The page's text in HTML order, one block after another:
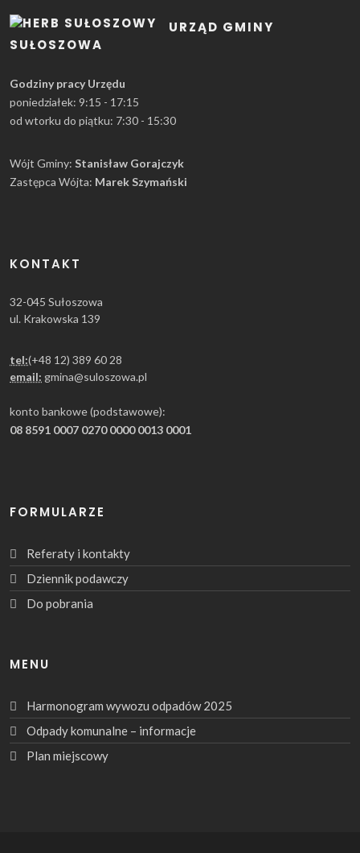
URZĄD GMINY
SUŁOSZOWA
Godziny pracy Urzędu
poniedziałek: 9:15 - 17:15
od wtorku do piątku: 7:30 - 15:30
Wójt Gminy: Stanisław Gorajczyk
Zastępca Wójta: Marek Szymański
KONTAKT
32-045 Sułoszowa
ul. Krakowska 139
tel:(+48 12) 389 60 28
email: gmina@suloszowa.pl
konto bankowe (podstawowe):
08 8591 0007 0270 0000 0013 0001
FORMULARZE
Referaty i kontakty
Dziennik podawczy
Do pobrania
MENU
Harmonogram wywozu odpadów 2025
Odpady komunalne – informacje
Plan miejscowy